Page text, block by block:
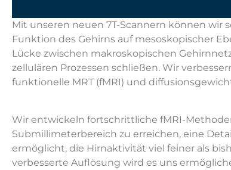
Mit unseren neuen 7T-Scannern können wir
Funktion des Gehirns auf mesoskopischer
Lücke zwischen makroskopischen
zellulären Prozessen schließen. Wir
funktionelle MRT (fMRI) und
Wir entwickeln fortschrittliche fMRI-
Submillimeterbereich zu erreichen, eine
ermöglicht, die Hirnaktivität viel feiner als
verbesserte Auflösung wird es uns